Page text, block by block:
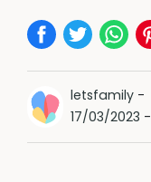
letsfamily -
17/03/2023 -